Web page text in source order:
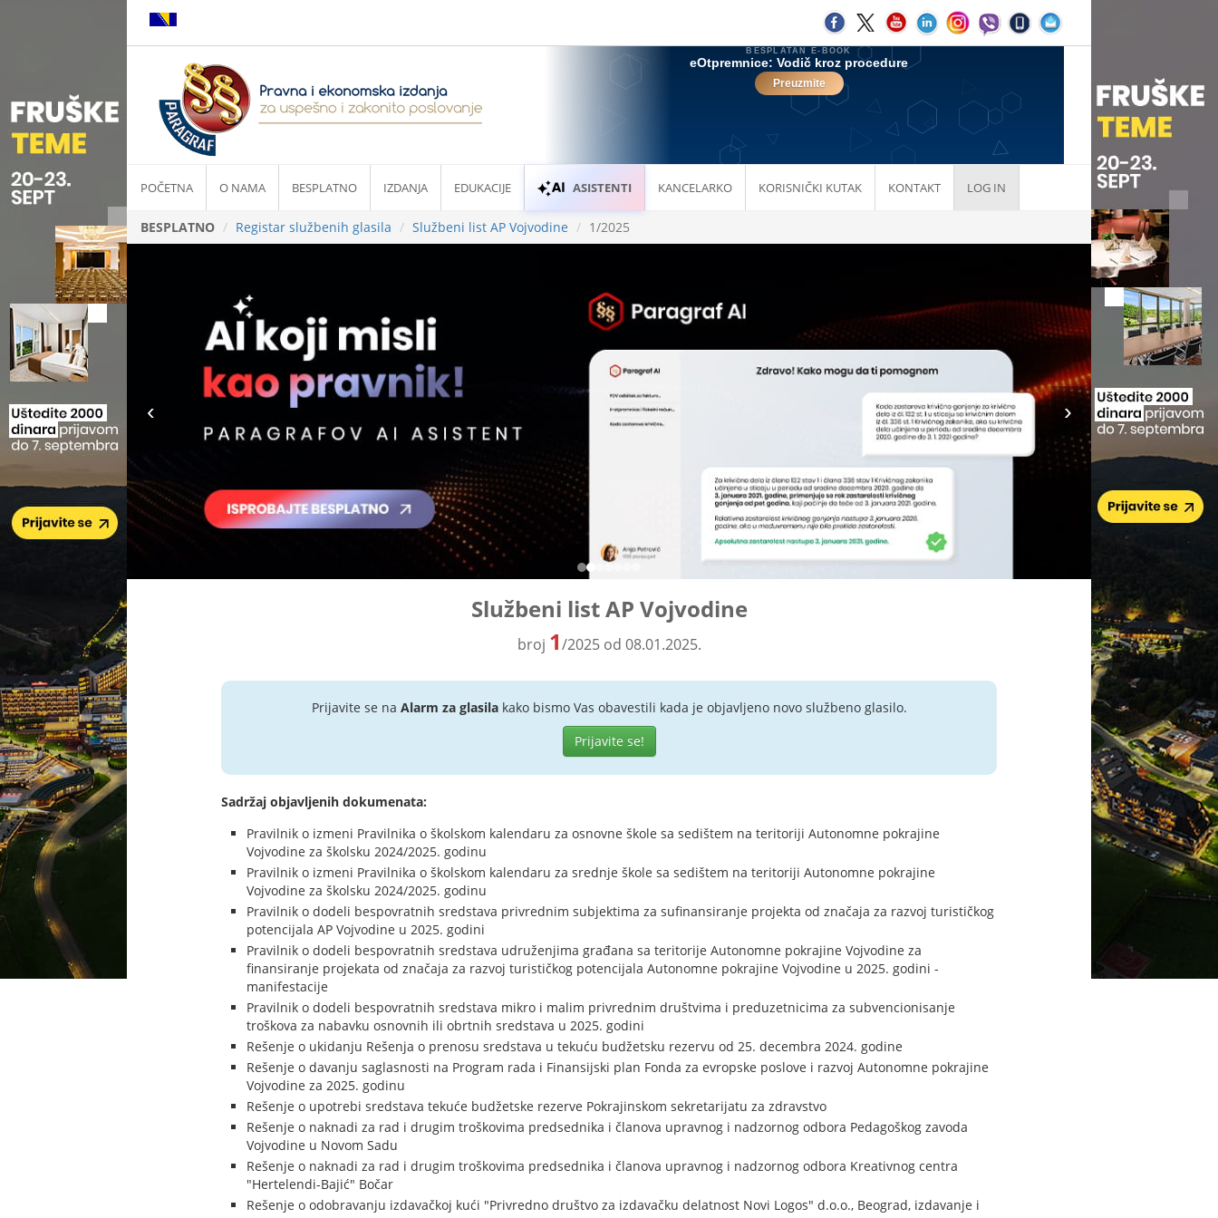
POČETNA O NAMA BESPLATNO IZDANJA EDUKACIJE ASISTENTI KANCELARKO KORISNIČKI KUTAK KONTAKT LOG IN
BESPLATNO Registar službenih glasila Službeni list AP Vojvodine 1/2025
Službeni list AP Vojvodine
broj 1/2025 od 08.01.2025.
Prijavite se na Alarm za glasilakako bismo Vas obavestili kada je objavljeno novo službeno glasilo.
Prijavite se!
Sadržaj objavljenih dokumenata:
Pravilnik o izmeni Pravilnika o školskom kalendaru za osnovne škole sa sedištem na teritoriji Autonomne pokrajine
Vojvodine za školsku 2024/2025. godinu
Pravilnik o izmeni Pravilnika o školskom kalendaru za srednje škole sa sedištem na teritoriji Autonomne pokrajine
Vojvodine za školsku 2024/2025. godinu
Pravilnik o dodeli bespovratnih sredstava privrednim subjektima za sufinansiranje projekta od značaja za razvoj turističkog
potencijala AP Vojvodine u 2025. godini
Pravilnik o dodeli bespovratnih sredstava udruženjima građana sa teritorije Autonomne pokrajine Vojvodine za
finansiranje projekata od značaja za razvoj turističkog potencijala Autonomne pokrajine Vojvodine u 2025. godini -
manifestacije
Pravilnik o dodeli bespovratnih sredstava mikro i malim privrednim društvima i preduzetnicima za subvencionisanje
troškova za nabavku osnovnih ili obrtnih sredstava u 2025. godini
Rešenje o ukidanju Rešenja o prenosu sredstava u tekuću budžetsku rezervu od 25. decembra 2024. godine
Rešenje o davanju saglasnosti na Program rada i Finansijski plan Fonda za evropske poslove i razvoj Autonomne pokrajine
Vojvodine za 2025. godinu
Rešenje o upotrebi sredstava tekuće budžetske rezerve Pokrajinskom sekretarijatu za zdravstvo
Rešenje o naknadi za rad i drugim troškovima predsednika i članova upravnog i nadzornog odbora Pedagoškog zavoda
Vojvodine u Novom Sadu
Rešenje o naknadi za rad i drugim troškovima predsednika i članova upravnog i nadzornog odbora Kreativnog centra
"Hertelendi-Bajić" Bočar
Rešenje o odobravanju izdavačkoj kući "Privredno društvo za izdavačku delatnost Novi Logos" d.o.o., Beograd, izdavanje i